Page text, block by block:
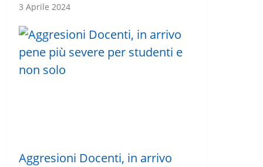
3 Aprile 2024
Aggresioni Docenti, in arrivo